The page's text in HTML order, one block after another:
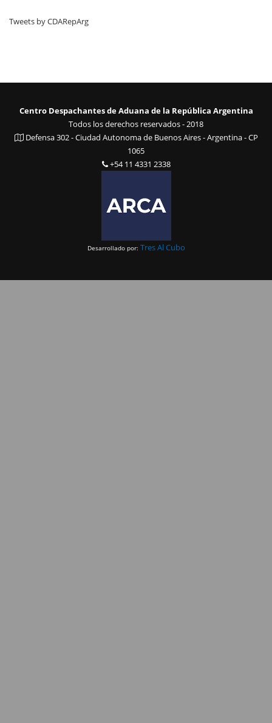
Tweets by CDARepArg
Centro Despachantes de Aduana de la República Argentina
Todos los derechos reservados - 2018
Defensa 302 - Ciudad Autonoma de Buenos Aires - Argentina - CP
1065
+54 11 4331 2338
Desarrollado por: Tres Al Cubo